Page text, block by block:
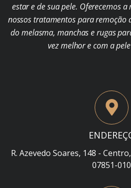
estar e de sua pele. Oferecemos
nossos tratamentos para remoção
do melasma, manchas e rugas
vez melhor e com a
R. Azevedo Soares, 148 -
07851-010